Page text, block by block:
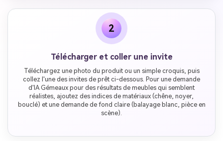
2
Télécharger et coller une invite
Téléchargez une photo du produit ou un simple croquis, puis
collez l'une des invites de prêt ci-dessous. Pour une demande
d'IA Gémeaux pour des résultats de meubles qui semblent
réalistes, ajoutez des indices de matériaux (chêne, noyer,
bouclé) et une demande de fond claire (balayage blanc, pièce en
scène).